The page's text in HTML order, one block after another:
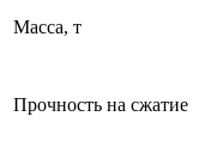
Масса, т
Прочность на сжатие